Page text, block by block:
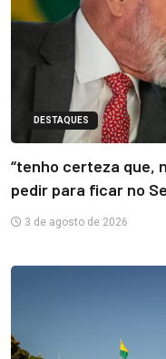
DESTAQUES
“tenho certeza que,
pedir para ficar no
3 de agosto de 2026